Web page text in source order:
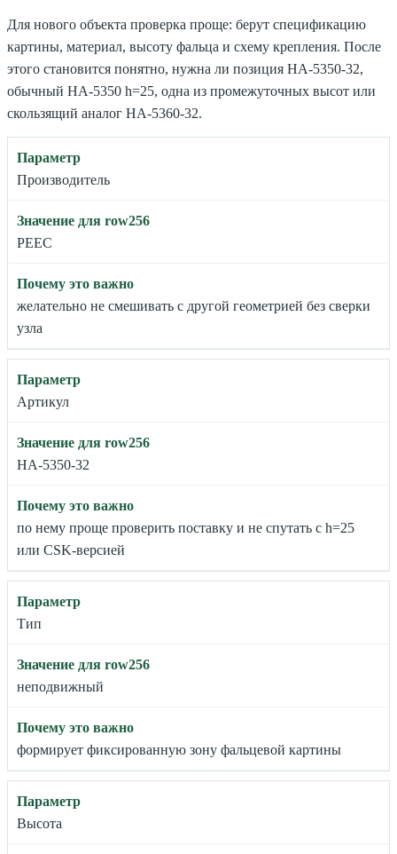
Для нового объекта проверка проще: берут спецификацию
картины, материал, высоту фальца и схему крепления. После
этого становится понятно, нужна ли позиция HA-5350-32,
обычный HA-5350 h=25, одна из промежуточных высот или
скользящий аналог HA-5360-32.
Производитель
РЕЕС
желательно не смешивать с другой геометрией без сверки
узла
Артикул
HA-5350-32
по нему проще проверить поставку и не спутать с h=25
или CSK-версией
Тип
неподвижный
формирует фиксированную зону фальцевой картины
Высота